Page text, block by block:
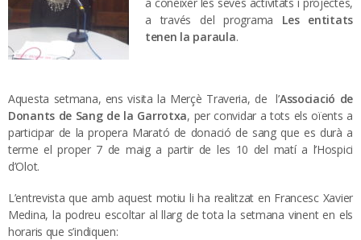
a través del programa Les entitats
tenen la paraula.
Aquesta setmana, ens visita la Merçè Traveria, de l’Associació de
Donants de Sang de la Garrotxa, per convidar a tots els oïents a
participar de la propera Marató de donació de sang que es durà a
terme el proper 7 de maig a partir de les 10 del matí a l’Hospici
d’Olot.
L’entrevista que amb aquest motiu li ha realitzat en Francesc Xavier
Medina, la podreu escoltar al llarg de tota la setmana vinent en els
horaris que s’indiquen: